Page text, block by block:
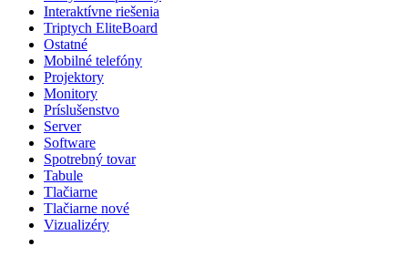
Interaktívne riešenia
Triptych EliteBoard
Ostatné
Mobilné telefóny
Projektory
Monitory
Príslušenstvo
Server
Software
Spotrebný tovar
Tabule
Tlačiarne
Tlačiarne nové
Vizualizéry